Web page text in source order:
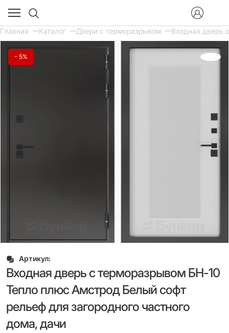
Главная Каталог Двери с терморазрывом Входная дверь
- 5%
Артикул:
Входная дверь с терморазрывом БН-10
Тепло плюс Амстрод Белый софт
рельеф для загородного частного
дома, дачи